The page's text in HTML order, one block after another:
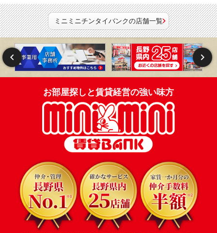
ミニミニチンタイバンクの店舗一覧
お部屋探しと賃貸経営の強い味方